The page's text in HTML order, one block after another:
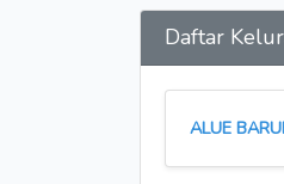
Daftar
ALUE